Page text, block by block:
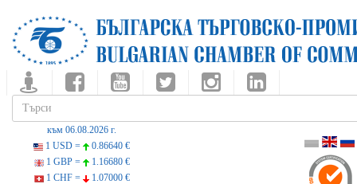
към 06.08.2026 г.
1 USD =
0.86640 €
1 GBP =
1.16680 €
1 CHF =
1.07000 €